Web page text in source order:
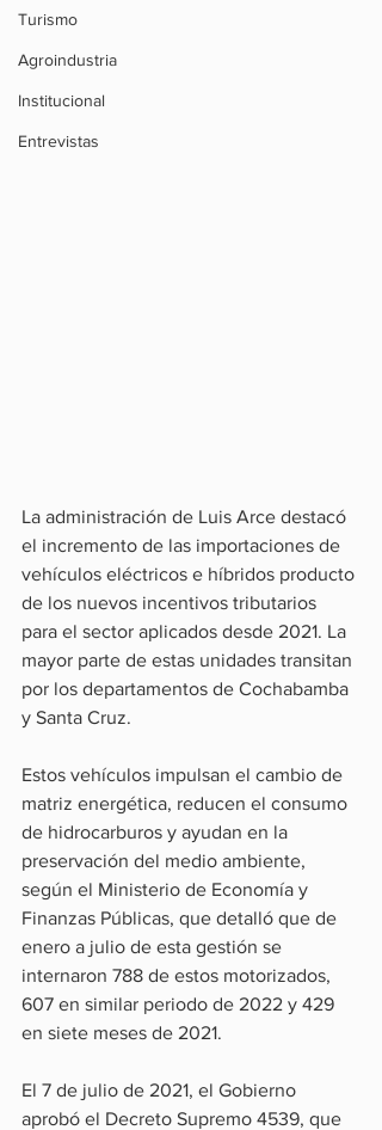
Turismo
Agroindustria
Institucional
Entrevistas
La administración de Luis Arce destacó
el incremento de las importaciones de
vehículos eléctricos e híbridos producto
de los nuevos incentivos tributarios
para el sector aplicados desde 2021. La
mayor parte de estas unidades transitan
por los departamentos de Cochabamba
y Santa Cruz.
Estos vehículos impulsan el cambio de
matriz energética, reducen el consumo
de hidrocarburos y ayudan en la
preservación del medio ambiente,
según el Ministerio de Economía y
Finanzas Públicas, que detalló que de
enero a julio de esta gestión se
internaron 788 de estos motorizados,
607 en similar periodo de 2022 y 429
en siete meses de 2021.
El 7 de julio de 2021, el Gobierno
aprobó el Decreto Supremo 4539, que